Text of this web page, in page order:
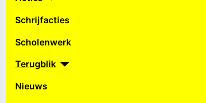
Schrijfacties
Scholenwerk
Terugblik
Nieuws